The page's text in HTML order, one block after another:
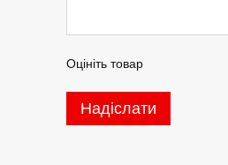
Оцініть товар
Надіслати